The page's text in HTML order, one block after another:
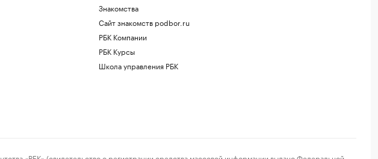
Знакомства
Сайт знакомств podbor.ru
РБК Компании
РБК Курсы
Школа управления РБК